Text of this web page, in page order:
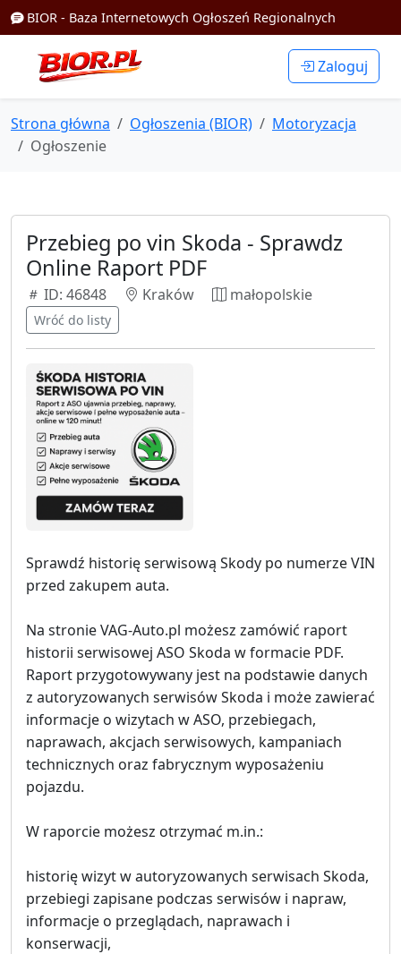
BIOR - Baza Internetowych Ogłoszeń Regionalnych
Zaloguj
Strona główna Ogłoszenia (BIOR)
Motoryzacja
Ogłoszenie
Przebieg po vin Skoda - Sprawdz
Online Raport PDF
ID: 46848 Kraków małopolskie
Wróć do listy
Sprawdź historię serwisową Skody po numerze VIN
przed zakupem auta.
Na stronie VAG-Auto.pl możesz zamówić raport
historii serwisowej ASO Skoda w formacie PDF.
Raport przygotowywany jest na podstawie danych
z autoryzowanych serwisów Skoda i może zawierać
informacje o wizytach w ASO, przebiegach,
naprawach, akcjach serwisowych, kampaniach
technicznych oraz fabrycznym wyposażeniu
pojazdu.
W raporcie możesz otrzymać m.in.:
historię wizyt w autoryzowanych serwisach Skoda,
przebiegi zapisane podczas serwisów i napraw,
informacje o przeglądach, naprawach i
konserwacji,